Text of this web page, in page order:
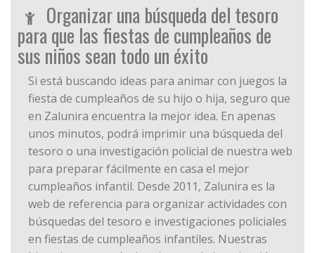
Organizar una búsqueda del tesoro
para que las fiestas de cumpleaños de
sus niños sean todo un éxito
Si está buscando ideas para animar con juegos la
fiesta de cumpleaños de su hijo o hija, seguro que
en Zalunira encuentra la mejor idea. En apenas
unos minutos, podrá imprimir una búsqueda del
tesoro o una investigación policial de nuestra web
para preparar fácilmente en casa el mejor
cumpleaños infantil. Desde 2011, Zalunira es la
web de referencia para organizar actividades con
búsquedas del tesoro e investigaciones policiales
en fiestas de cumpleaños infantiles. Nuestras